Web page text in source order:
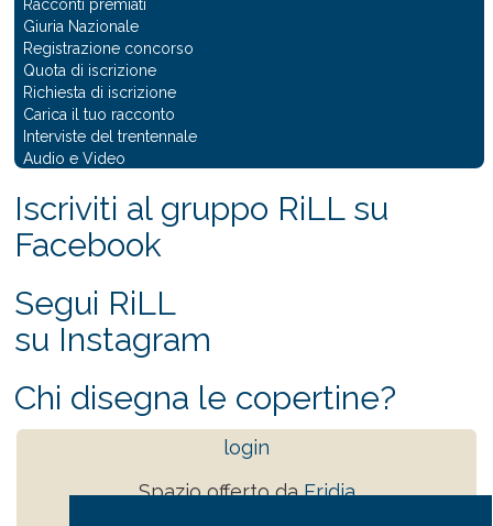
Racconti premiati
Giuria Nazionale
Registrazione concorso
Quota di iscrizione
Richiesta di iscrizione
Carica il tuo racconto
Interviste del trentennale
Audio e Video
Iscriviti al gruppo RiLL su
Facebook
Segui RiLL
su Instagram
Chi disegna le copertine?
login
Spazio offerto daEridia